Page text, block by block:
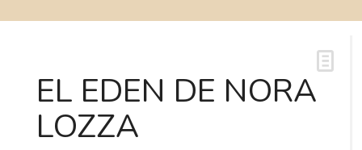
EL EDEN DE NORA
LOZZA